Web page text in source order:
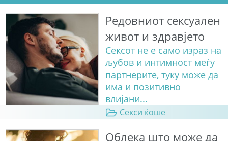
Редовниот сексуален
живот и здравјето
Сексот не е само израз на
љубов и интимност меѓу
партнерите, туку може да
има и позитивно
влијани...
Секси ќоше
Облека што може да